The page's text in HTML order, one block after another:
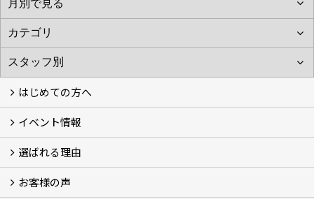
はじめての方へ
フォトギャラリー
性能について
自然素材のお家
オーナー様のおうち訪問
イベント情報
イベント情報
選ばれる理由
5つのやさしさ宣言
3つのプロ宣言
お家づくりスケジュール
お客様の声